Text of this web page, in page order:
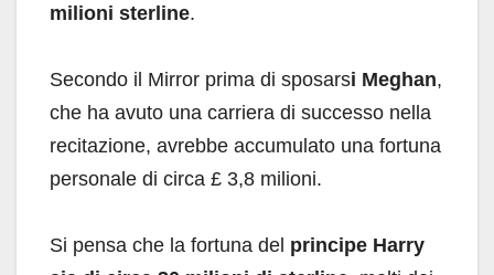
milioni sterline.
Secondo il Mirror prima di sposarsi Meghan,
che ha avuto una carriera di successo nella
recitazione, avrebbe accumulato una fortuna
personale di circa £ 3,8 milioni.
Si pensa che la fortuna del principe Harry